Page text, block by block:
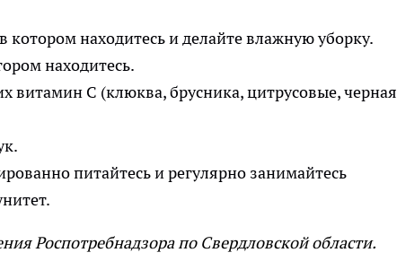
находитесь и делайте влажную уборку.
находитесь.
витамин С (клюква, брусника, цитрусовые, черная
питайтесь и регулярно занимайтесь
Роспотребнадзора по Свердловской области.